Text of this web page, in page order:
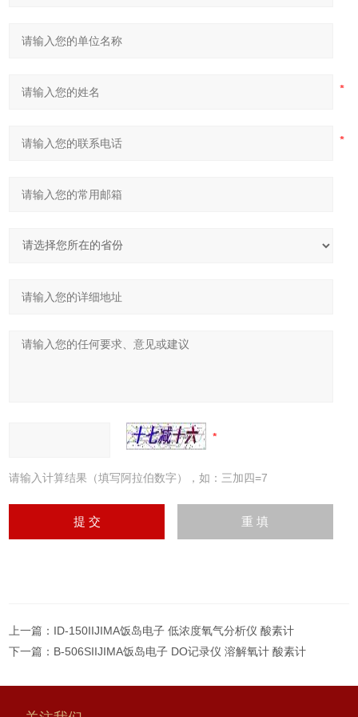
请输入计算结果（填写阿拉伯数字），如：三加四=7
上一篇： ID-150IIJIMA饭岛电子 低浓度氧气分析仪 酸素计
下一篇： B-506SIIJIMA饭岛电子 DO记录仪 溶解氧计 酸素计